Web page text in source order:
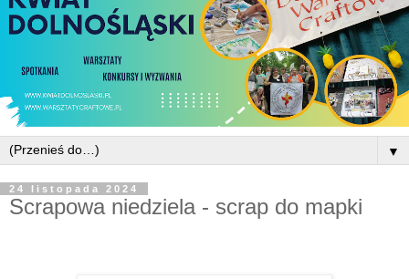
▼
24 listopada 2024
Scrapowa niedziela - scrap do mapki